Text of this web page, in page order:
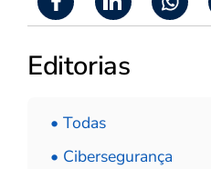
Editorias
• Todas
• Cibersegurança